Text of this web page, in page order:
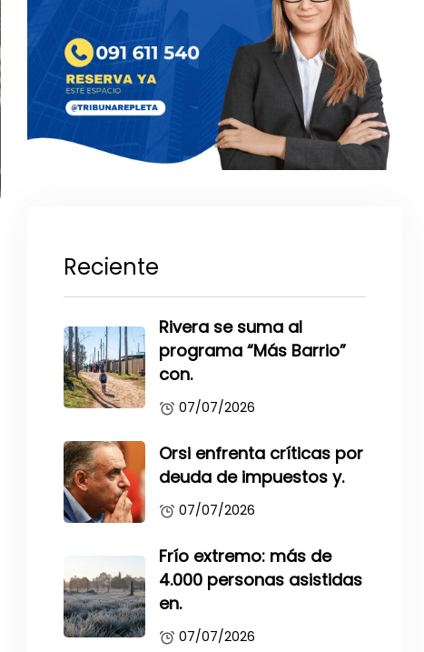
Reciente
Rivera se suma al
programa “Más Barrio”
con.
07/07/2026
Orsi enfrenta críticas por
deuda de impuestos y.
07/07/2026
Frío extremo: más de
4.000 personas asistidas
en.
07/07/2026